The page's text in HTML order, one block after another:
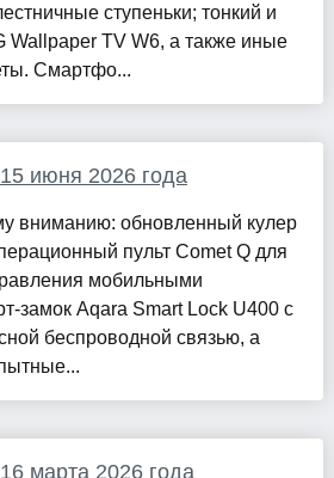
ступеньки; тонкий и
Wallpaper TV W6, а также иные
Смартфо...
июня 2026 года
вниманию: обновленный кулер
пульт Comet Q для
мобильными
замок Aqara Smart Lock U400 с
беспроводной связью, а
марта 2026 года